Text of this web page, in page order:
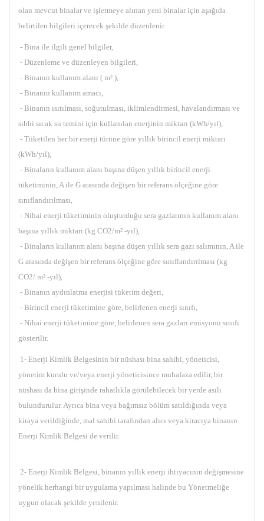
olan mevcut binalar ve işletmeye alınan yeni binalar için aşağıda
belirtilen bilgileri içerecek şekilde düzenlenir.
- Bina ile ilgili genel bilgiler,
- Düzenleme ve düzenleyen bilgileri,
- Binanın kullanım alanı ( m² ),
- Binanın kullanım amacı,
- Binanın ısıtılması, soğutulması, iklimlendirmesi, havalandırması ve
sıhhi sıcak su temini için kullanılan enerjinin miktarı (kWh/yıl),
- Tüketilen her bir enerji türüne göre yıllık birincil enerji miktarı
(kWh/yıl),
- Binaların kullanım alanı başına düşen yıllık birincil enerji
tüketiminin, A ile G arasında değişen bir referans ölçeğine göre
sınıflandırılması,
- Nihai enerji tüketiminin oluşturduğu sera gazlarının kullanım alanı
başına yıllık miktarı (kg CO2/m² -yıl),
- Binaların kullanım alanı başına düşen yıllık sera gazı salımının, A ile
G arasında değişen bir referans ölçeğine göre sınıflandırılması (kg
CO2/ m² -yıl),
- Binanın aydınlatma enerjisi tüketim değeri,
- Birincil enerji tüketimine göre, belirlenen enerji sınıfı,
- Nihai enerji tüketimine göre, belirlenen sera gazları emisyonu sınıfı
gösterilir.
1- Enerji Kimlik Belgesinin bir nüshası bina sahibi, yöneticisi,
yönetim kurulu ve/veya enerji yöneticisince muhafaza edilir, bir
nüshası da bina girişinde rahatlıkla görülebilecek bir yerde asılı
bulundurulur. Ayrıca bina veya bağımsız bölüm satıldığında veya
kiraya verildiğinde, mal sahibi tarafından alıcı veya kiracıya binanın
Enerji Kimlik Belgesi de verilir.
2- Enerji Kimlik Belgesi, binanın yıllık enerji ihtiyacının değişmesine
yönelik herhangi bir uygulama yapılması halinde bu Yönetmeliğe
uygun olacak şekilde yenilenir.